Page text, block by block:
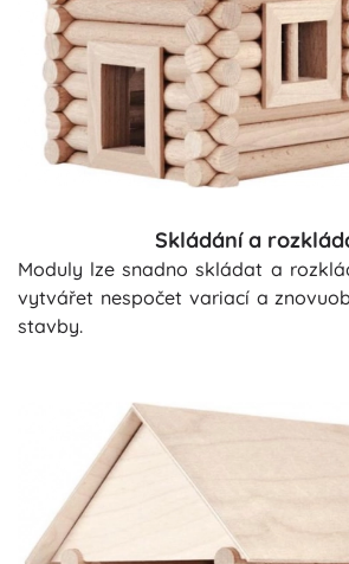
Skládání a
Moduly lze snadno skládat a
vytvářet nespočet variací a
stavby.